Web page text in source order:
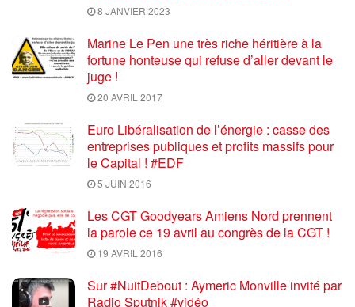
8 JANVIER 2023
Marine Le Pen une très riche héritière à la
fortune honteuse qui refuse d’aller devant le
juge !
20 AVRIL 2017
Euro Libéralisation de l’énergie : casse des
entreprises publiques et profits massifs pour
le Capital ! #EDF
5 JUIN 2016
Les CGT Goodyears Amiens Nord prennent
la parole ce 19 avril au congrès de la CGT !
19 AVRIL 2016
Sur #NuitDebout : Aymeric Monville invité par
Radio Sputnik #vidéo